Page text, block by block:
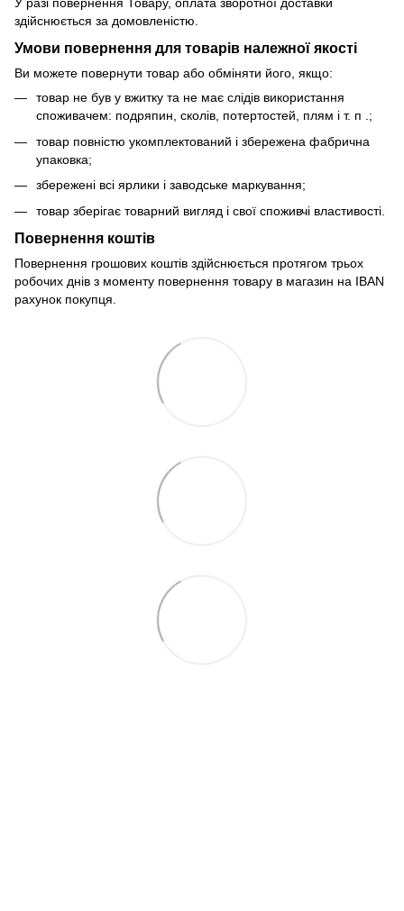
здійснюється за домовленістю.
Умови повернення для товарів належної якості
Ви можете повернути товар або обміняти його, якщо:
товар не був у вжитку та не має слідів використання
споживачем: подряпин, сколів, потертостей, плям і т. п .;
товар повністю укомплектований і збережена фабрична
упаковка;
збережені всі ярлики і заводське маркування;
товар зберігає товарний вигляд і свої споживчі властивості.
Повернення коштів
Повернення грошових коштів здійснюється протягом трьох
робочих днів з моменту повернення товару в магазин на IBAN
рахунок покупця.